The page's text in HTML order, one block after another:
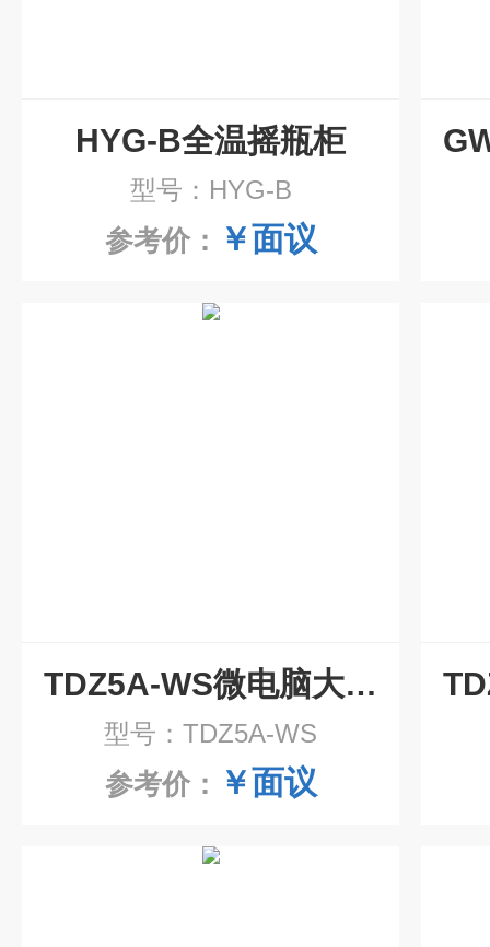
HYG-B全温摇瓶柜
型号：HYG-B
参考价： ￥面议
TDZ5A-WS微电脑大容量离心机
型号：TDZ5A-WS
参考价： ￥面议